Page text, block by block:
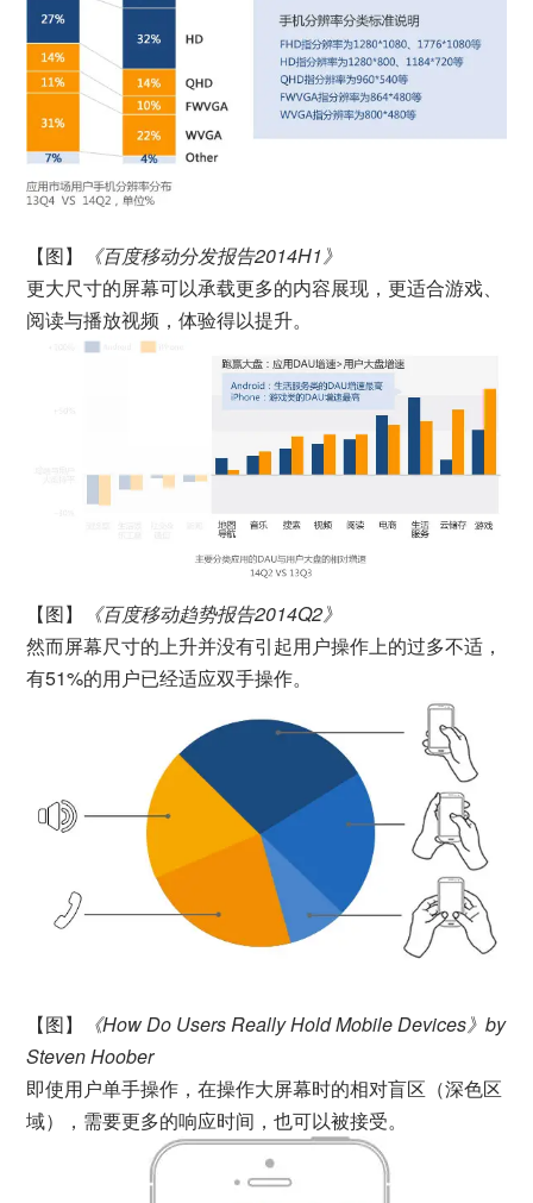
【图】
《百度移动分发报告2014H1》
更大尺寸的屏幕可以承载更多的内容展现，更适合游戏、
阅读与播放视频，体验得以提升。
【图】
《百度移动趋势报告2014Q2》
然而屏幕尺寸的上升并没有引起用户操作上的过多不适，
有51%的用户已经适应双手操作。
【图】
《How Do Users Really Hold Mobile Devices》by
Steven Hoober
即使用户单手操作，在操作大屏幕时的相对盲区（深色区
域），需要更多的响应时间，也可以被接受。